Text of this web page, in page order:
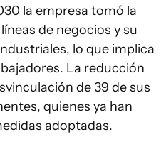
la empresa tomó la
de negocios y su
lo que implica
La reducción
de 39 de sus
quienes ya han
adoptadas.